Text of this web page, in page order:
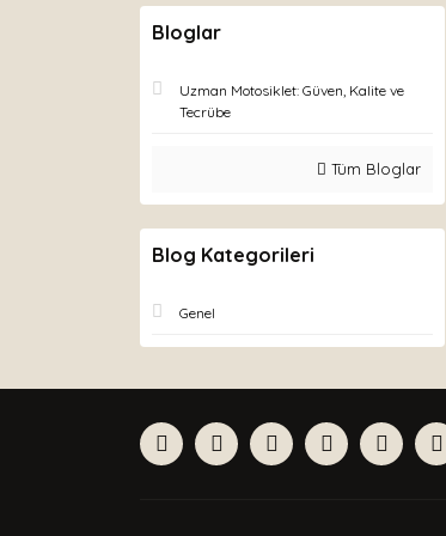
Bloglar
Uzman Motosiklet: Güven, Kalite ve
Tecrübe
Tüm Bloglar
Blog Kategorileri
Genel